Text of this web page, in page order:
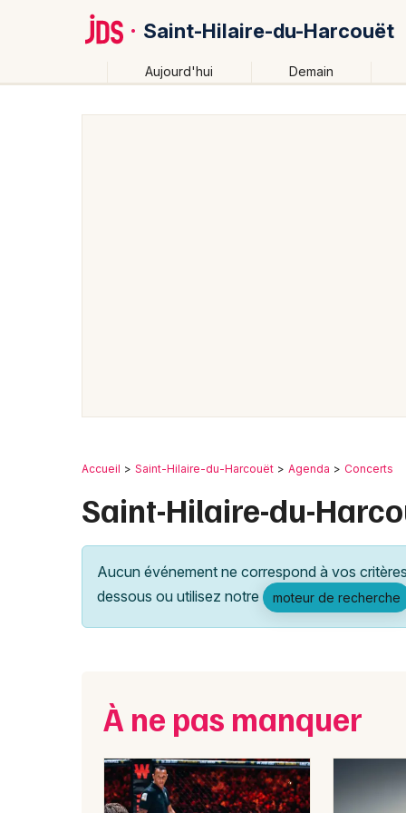
Saint-Hilaire-du-Harcouët
Aujourd'hui Demain
Accueil Saint-Hilaire-du-Harcouët Agenda Concerts
Saint-Hilaire-du-
Aucun événement ne correspond à vos
dessous ou utilisez notre
moteur de recherche
À ne pas manquer